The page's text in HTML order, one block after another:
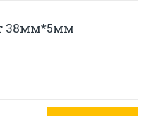
38мм*5мм